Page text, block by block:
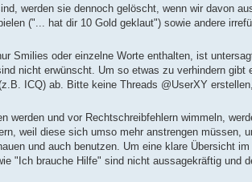
werden sie dennoch gelöscht, wenn wir davon
("... hat dir 10 Gold geklaut") sowie andere
Smilies oder einzelne Worte enthalten, ist
nicht erwünscht. Um so etwas zu verhindern
ICQ) ab. Bitte keine Threads @UserXY
werden und vor Rechtschreibfehlern wimmeln,
weil diese sich umso mehr anstrengen müssen,
und auch benutzen. Um eine klare Übersicht
"Ich brauche Hilfe" sind nicht aussagekräftig und